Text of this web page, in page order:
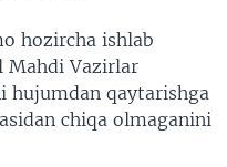
hozircha ishlab
Mahdi Vazirlar
hujumdan qaytarishga
chiqa olmaganini